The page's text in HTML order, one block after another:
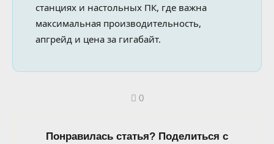
станциях и настольных ПК, где важна
максимальная производительность,
апгрейд и цена за гигабайт.
0
Понравилась статья? Поделиться с